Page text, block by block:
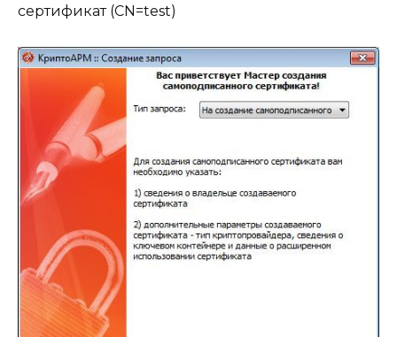
сертификат (CN=test)